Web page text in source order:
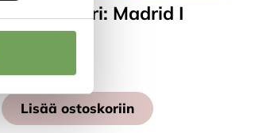
Laine, Lauri: Madrid I
(2023)
Lisää ostoskoriin